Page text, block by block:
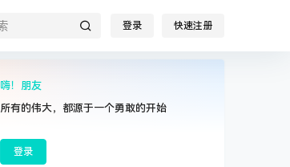
登录 快速注册
嗨！朋友
所有的伟大，都源于一个勇敢的开始
登录